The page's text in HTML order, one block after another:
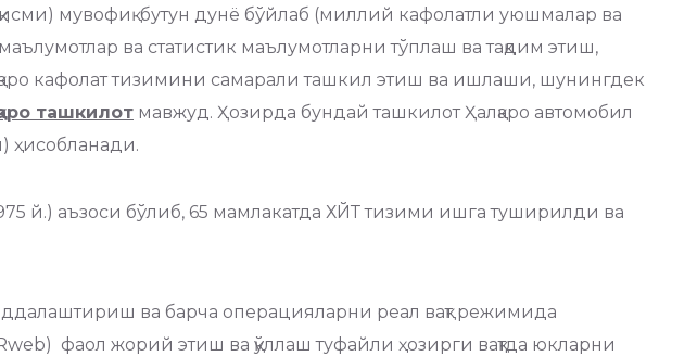
мувофиқ бутун дунё бўйлаб (миллий кафолатли уюшмалар ва
ва статистик маълумотларни тўплаш ва тақдим этиш,
кафолат тизимини самарали ташкил этиш ва ишлаши, шунингдек
ташкилот мавжуд. Ҳозирда бундай ташкилот Ҳалқаро автомобил
ҳисобланади.
й.) аъзоси бўлиб, 65 мамлакатда ХЙТ тизими ишга туширилди ва
ва барча операцияларни реал вақт режимида
фаол жорий этиш ва қўллаш туфайли ҳозирги вақтда юкларни